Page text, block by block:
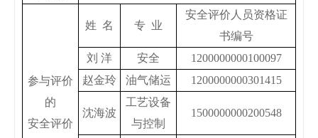
参与评价
的
安全评价
姓 名 专 业
安全评价人员资格证
书编号
刘 洋 安全
1200000000100097
赵金玲
油气储运 1200000000301415
沈海波
工艺设备
与控制
1500000000200548